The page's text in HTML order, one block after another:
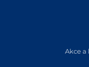
Akce a